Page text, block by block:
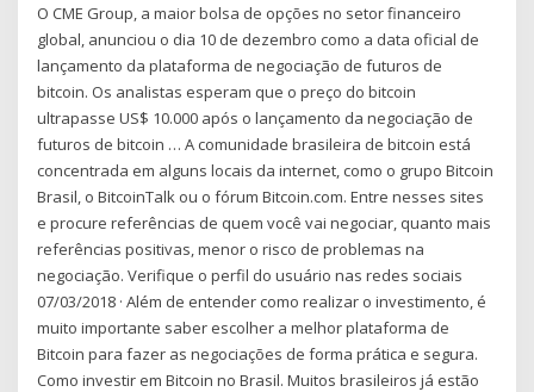
O CME Group, a maior bolsa de opções no setor financeiro
global, anunciou o dia 10 de dezembro como a data oficial de
lançamento da plataforma de negociação de futuros de
bitcoin. Os analistas esperam que o preço do bitcoin
ultrapasse US$ 10.000 após o lançamento da negociação de
futuros de bitcoin … A comunidade brasileira de bitcoin está
concentrada em alguns locais da internet, como o grupo Bitcoin
Brasil, o BitcoinTalk ou o fórum Bitcoin.com. Entre nesses sites
e procure referências de quem você vai negociar, quanto mais
referências positivas, menor o risco de problemas na
negociação. Verifique o perfil do usuário nas redes sociais
07/03/2018 · Além de entender como realizar o investimento, é
muito importante saber escolher a melhor plataforma de
Bitcoin para fazer as negociações de forma prática e segura.
Como investir em Bitcoin no Brasil. Muitos brasileiros já estão